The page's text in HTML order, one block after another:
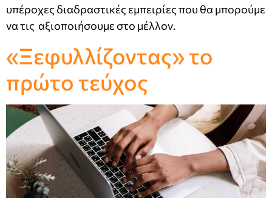
υπέροχες διαδραστικές εμπειρίες που θα μπορούμε
να τις αξιοποιήσουμε στο μέλλον.
«Ξεφυλλίζοντας» το
πρώτο τεύχος